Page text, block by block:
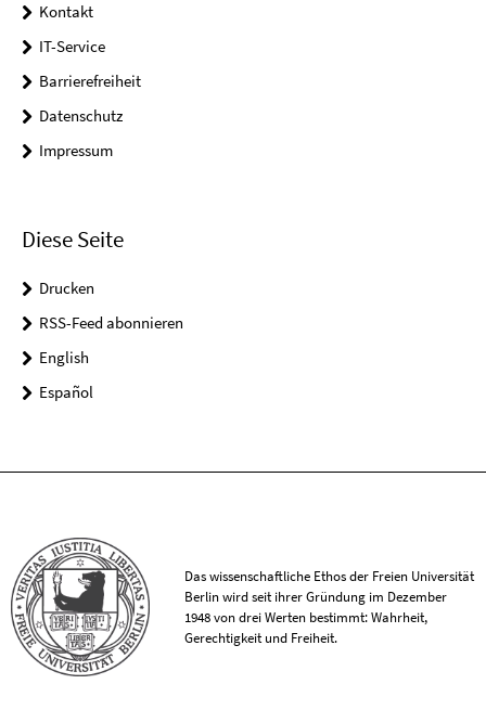
Kontakt
IT-Service
Barrierefreiheit
Datenschutz
Impressum
Diese Seite
Drucken
RSS-Feed abonnieren
English
Español
Das wissenschaftliche Ethos der Freien Universität
Berlin wird seit ihrer Gründung im Dezember
1948 von drei Werten bestimmt: Wahrheit,
Gerechtigkeit und Freiheit.